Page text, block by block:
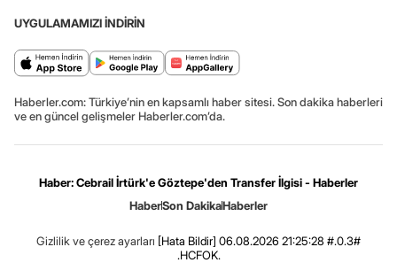
UYGULAMAMIZI İNDİRİN
Haberler.com: Türkiye’nin en kapsamlı haber sitesi. Son dakika haberleri
ve en güncel gelişmeler Haberler.com’da.
Haber: Cebrail İrtürk'e Göztepe'den Transfer İlgisi - Haberler
HaberSon DakikaHaberler
Gizlilik ve çerez ayarları [Hata Bildir] 06.08.2026 21:25:28 #.0.3#
.HCFOK.